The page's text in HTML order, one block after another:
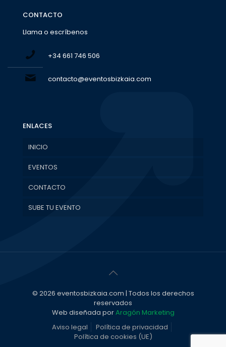
CONTACTO
Llama o escríbenos
+34 661 746 506
contacto@eventosbizkaia.com
ENLACES
INICIO
EVENTOS
CONTACTO
SUBE TU EVENTO
© 2026 eventosbizkaia.com | Todos los derechos
reservados
Web diseñada porAragón Marketing
Aviso legal
Política de privacidad
Política de cookies (UE)